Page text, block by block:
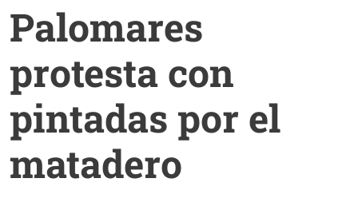
Palomares
protesta con
pintadas por el
matadero